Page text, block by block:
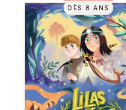
DÈS 8 ANS